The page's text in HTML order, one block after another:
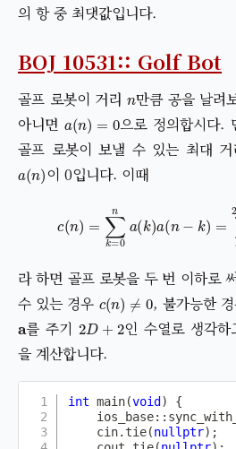
의 항 중 최댓값입니다.
BOJ 10531:: Golf Bot
골프 로봇이 거리 n만큼 공을 날려
아니면 a (n ) 0 으로 정의합시다.
골프 로봇이 보낼 수 있는 최대
( ) 이 0입니다. 이때
0 k
라 하면 골프 로봇을 두 번 이하로
수 있는 경우
(n) ≠ , 불가능한
a를 주기 D +2
인 수열로 생각
을 계산합니다.
int main(void )
{
    ios_base
::
    cin
. tie(nullptr) ;